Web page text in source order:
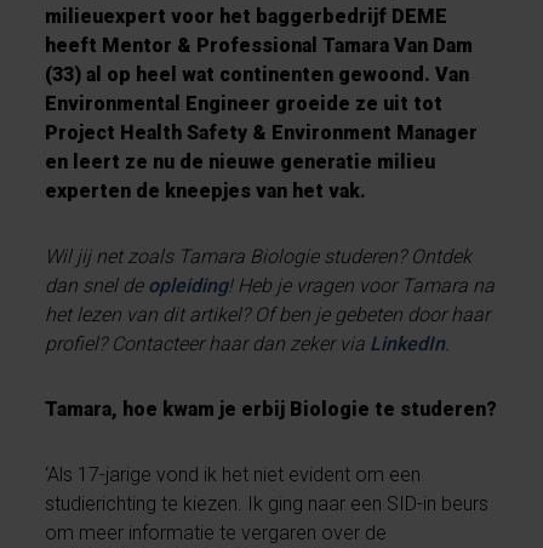
milieuexpert voor het baggerbedrijf DEME
heeft Mentor & Professional Tamara Van Dam
(33) al op heel wat continenten gewoond. Van
Environmental Engineer groeide ze uit tot
Project Health Safety & Environment Manager
en leert ze nu de nieuwe generatie milieu
experten de kneepjes van het vak.
Wil jij net zoals Tamara Biologie studeren? Ontdek
dan snel de opleiding! Heb je vragen voor Tamara na
het lezen van dit artikel? Of ben je gebeten door haar
profiel? Contacteer haar dan zeker via LinkedIn.
Tamara, hoe kwam je erbij Biologie te studeren?
‘Als 17-jarige vond ik het niet evident om een
studierichting te kiezen. Ik ging naar een SID-in beurs
om meer informatie te vergaren over de